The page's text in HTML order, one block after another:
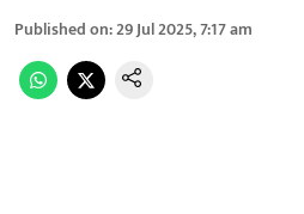
Published on:29 Jul 2025, 7:17 am